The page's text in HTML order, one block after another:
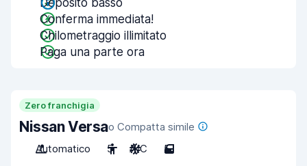
Deposito basso
Conferma immediata!
Chilometraggio illimitato
Paga una parte ora
Zero franchigia
Nissan Versao Compatta simile
Automatico
5 A/C 5